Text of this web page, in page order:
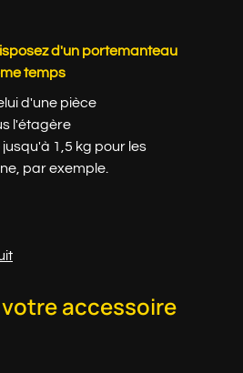
d'un portemanteau
temps
d'une pièce
l'étagère
1,5 kg pour les
par exemple.
accessoire